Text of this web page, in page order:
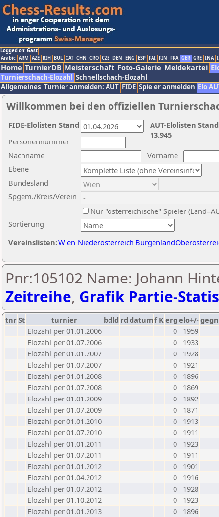
Logged on: Gast
Arabic ARM AZE BIH BUL CAT CHN CRO CZE DEN ENG ESP FAI FIN FRA GER GRE INA
Home TurnierDB Meisterschaft Foto-Galerie Meldekartei
Turnierschach-Elozahl Schnellschach-Elozahl
Allgemeines Turnier anmelden: AUT FIDE Spieler anmelden Elo
Willkommen bei den offiziellen
Nachname
Vorname
Ebene
Sortierung
Personennummer
Bundesland
Spgem./Kreis/Verein
Nur "österreichische" Spieler
Vereinslisten:Wien Niederösterreich Burgenland
AUT-Elolisten
13.945
FIDE-Elolisten Stand
Pnr:105102 Name: Johann
Zeitreihe, Grafik Partie-
tnrSt turnier bdld rd datumf Kerg elo+/-
Elozahl per 01.01.2006
0
1959
Elozahl per 01.07.2006
0
1933
Elozahl per 01.01.2007
0
1928
Elozahl per 01.07.2007
0
1921
Elozahl per 01.01.2008
0
1896
Elozahl per 01.07.2008
0
1869
Elozahl per 01.01.2009
0
1892
Elozahl per 01.07.2009
0
1871
Elozahl per 01.01.2010
0
1913
Elozahl per 01.07.2010
0
1911
Elozahl per 01.01.2011
0
1923
Elozahl per 01.07.2011
0
1911
Elozahl per 01.01.2012
0
1901
Elozahl per 01.04.2012
0
1916
Elozahl per 01.07.2012
0
1928
Elozahl per 01.10.2012
0
1923
Elozahl per 01.01.2013
0
1896